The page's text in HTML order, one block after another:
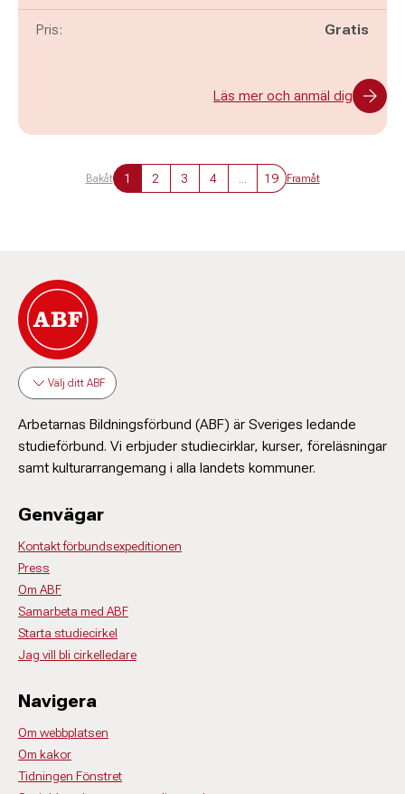
Pris: Gratis
Läs mer och anmäl dig
Bakåt 1 2 3 4 19 Framåt
Välj ditt ABF
Arbetarnas Bildningsförbund (ABF) är Sveriges ledande
studieförbund. Vi erbjuder studiecirklar, kurser, föreläsningar
samt kulturarrangemang i alla landets kommuner.
Genvägar
Kontakt förbundsexpeditionen
Press
Om ABF
Samarbeta med ABF
Starta studiecirkel
Jag vill bli cirkelledare
Navigera
Om webbplatsen
Om kakor
Tidningen Fönstret